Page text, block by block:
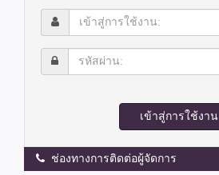
เข้า
สู่
การ
ใช้
รหัส
ผ่าน:
เข้าสู่การใช้งาน
ช่องทางการติดต่อผู้จัดการ